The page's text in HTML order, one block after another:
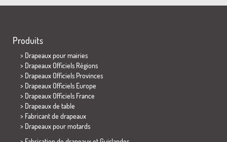
Produits
> Drapeaux pour mairies
> Drapeaux Officiels Régions
> Drapeaux Officiels Provinces
> Drapeaux Officiels Europe
> Drapeaux Officiels France
> Drapeaux de table
> Fabricant de drapeaux
> Drapeaux pour motards